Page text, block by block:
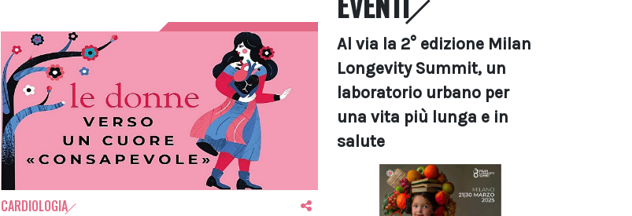
CARDIOLOGIA
Al via la 2° edizione Milan
Longevity Summit, un
laboratorio urbano per
una vita più lunga e in
salute